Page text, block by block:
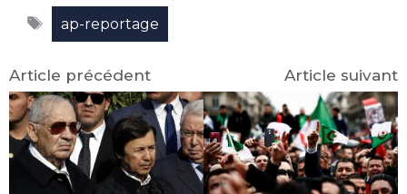
Facebook
X
(Twitter)
LinkedInEmail
Étiquettes
ap-reportage
Article précédent Article suivant